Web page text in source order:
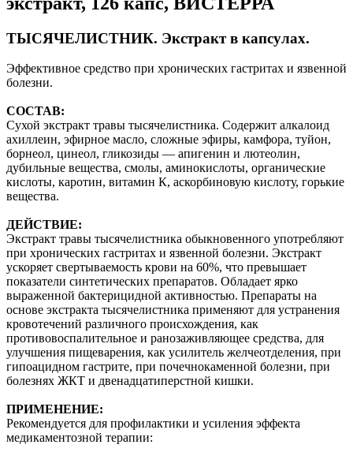
ТЫСЯЧЕЛИСТНИК. Экстракт в капсулах.
Эффективное средство при хронических гастритах и язвенной
болезни.
СОСТАВ:
Сухой экстракт травы тысячелистника. Содержит алкалоид
ахиллеин, эфирное масло, сложные эфиры, камфора, туйон,
борнеол, цинеол, гликозиды — апигенин и лютеолин,
дубильные вещества, смолы, аминокислоты, органические
кислоты, каротин, витамин К, аскорбиновую кислоту, горькие
вещества.
ДЕЙСТВИЕ:
Экстракт травы тысячелистника обыкновенного употребляют
при хронических гастритах и язвенной болезни. Экстракт
ускоряет свертываемость крови на 60%, что превышает
показатели синтетических препаратов. Обладает ярко
выраженной бактерицидной активностью. Препараты на
основе экстракта тысячелистника применяют для устранения
кровотечений различного происхождения, как
противовоспалительное и ранозаживляющее средства, для
улучшения пищеварения, как усилитель желчеотделения, при
гипоацидном гастрите, при почечнокаменной болезни, при
болезнях ЖКТ и двенадцатиперстной кишки.
ПРИМЕНЕНИЕ:
Рекомендуется для профилактики и усиления эффекта
медикаментозной терапии: